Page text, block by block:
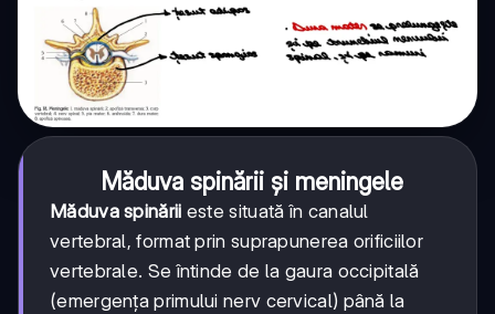
Măduva spinării și meningele
Măduva spinării este situată în canalul
vertebral, format prin suprapunerea orificiilor
vertebrale. Se întinde de la gaura occipitală
(emergența primului nerv cervical) până la